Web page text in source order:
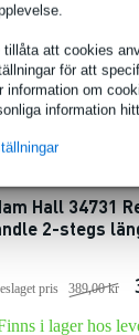
att cookies
för att
information om
information
pris 259,00 kr
Finns i lager hos
Hall 34731
2-stegs
pris 389,00 kr
i lager hos